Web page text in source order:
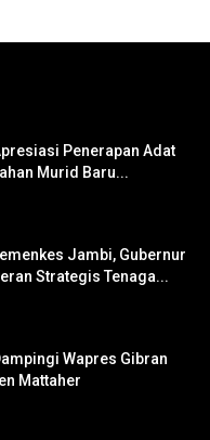
Penerapan Adat
Murid Baru...
Jambi, Gubernur
Strategis Tenaga...
Wapres Gibran
Mattaher